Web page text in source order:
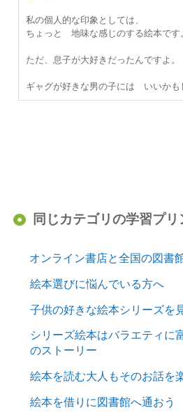
私の個人的な印象としては、
ちょっと 地味な感じのする絵本です
ただ、息子が大好きだったんですよ。
ギャグが好きな男の子には いいかも
同じカテゴリの学習プリ
オンライン書店と全国の図書
絵本選びに悩んでいる方へ
子供の好きな絵本シリーズを
シリーズ絵本はバラエティに
のストーリー
絵本を読む大人もそのお話を
絵本を借りに図書館へ通おう